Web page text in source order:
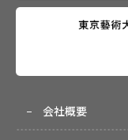
会社概要